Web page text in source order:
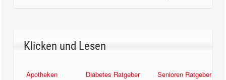
Klicken und Lesen
Apotheken
Diabetes Ratgeber Senioren Ratgeber